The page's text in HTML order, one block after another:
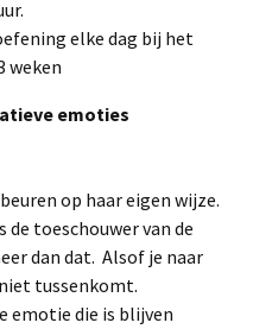
elke dag bij het
weken
emoties
op haar eigen wijze.
de toeschouwer van de
dan dat. Alsof je naar
tussenkomt.
emotie die is blijven